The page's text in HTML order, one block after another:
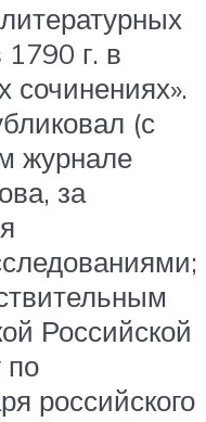
г. в
(с
журнале
за
Российской
по
российского